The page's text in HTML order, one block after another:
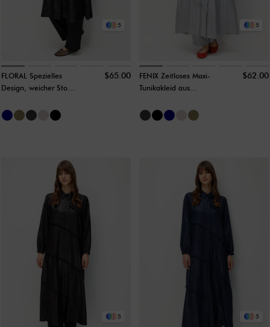
5
FLORAL Spezielles
Design, weicher Stoff
Zierbänder mit
$65.00
5
FENIX Zeitloses Maxi-
Tunikakleid aus
paralleler Raffung –
$62.00
5 5